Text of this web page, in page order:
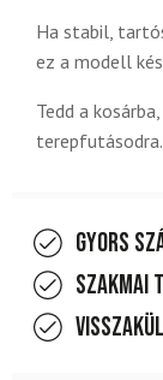
Ha stabil,
ez a modell
Tedd a
terepfutásodra.
Gyors
Szakmai